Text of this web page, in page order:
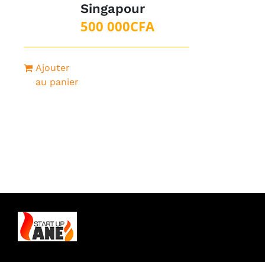
Singapour
500 000CFA
Ajouter
au panier